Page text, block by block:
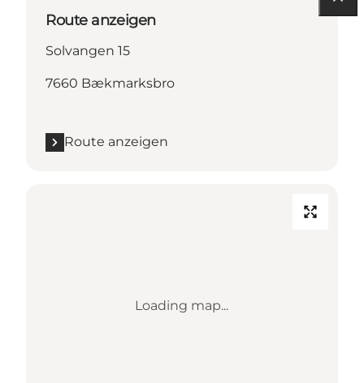
Route anzeigen
Solvangen 15
7660 Bækmarksbro
Route anzeigen
Loading map...